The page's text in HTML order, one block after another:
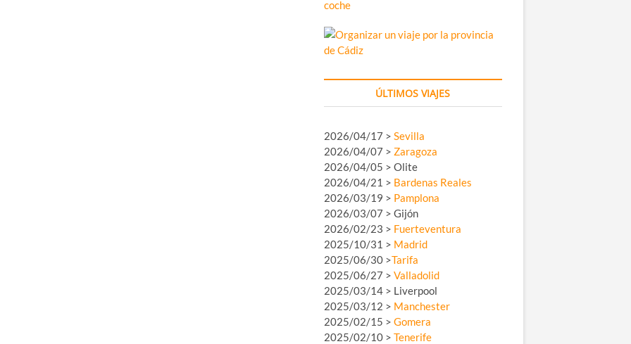
ÚLTIMOS VIAJES
2026/04/17 > Sevilla
2026/04/07 > Zaragoza
2026/04/05 > Olite
2026/04/21 > Bardenas Reales
2026/03/19 > Pamplona
2026/03/07 > Gijón
2026/02/23 > Fuerteventura
2025/10/31 > Madrid
2025/06/30 >Tarifa
2025/06/27 > Valladolid
2025/03/14 > Liverpool
2025/03/12 > Manchester
2025/02/15 > Gomera
2025/02/10 > Tenerife